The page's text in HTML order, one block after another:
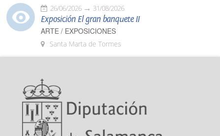
26/06/2026 31/08/2026
Exposición El gran banquete II
ARTE / EXPOSICIONES
Santa Marta de Tormes